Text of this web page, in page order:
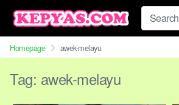
Skip
content
Homepage awek-melayu
Tag: awek-melayu